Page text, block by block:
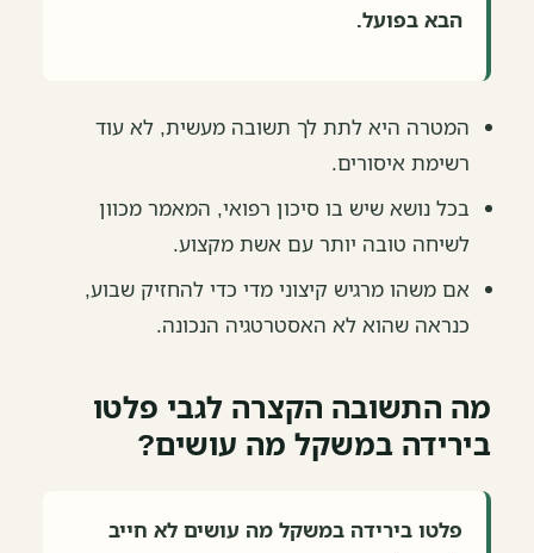
הבא בפועל.
המטרה היא לתת לך תשובה מעשית, לא עוד
רשימת איסורים.
בכל נושא שיש בו סיכון רפואי, המאמר מכוון
לשיחה טובה יותר עם אשת מקצוע.
אם משהו מרגיש קיצוני מדי כדי להחזיק שבוע,
כנראה שהוא לא האסטרטגיה הנכונה.
מה התשובה הקצרה לגבי פלטו
בירידה במשקל מה עושים?
פלטו בירידה במשקל מה עושים לא חייב